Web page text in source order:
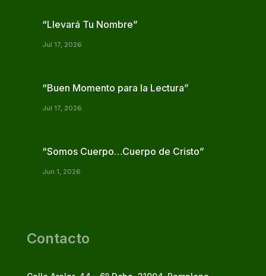
“Llevará Tu Nombre”
Jul 17, 2026
“Buen Momento para la Lectura”
Jul 17, 2026
“Somos Cuerpo…Cuerpo de Cristo”
Jun 1, 2026
Contacto